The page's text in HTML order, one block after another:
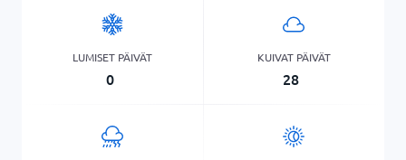
LUMISET PÄIVÄT
0
KUIVAT PÄIVÄT
28